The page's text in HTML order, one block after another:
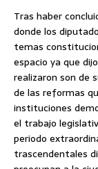
Tras haber
donde los
temas
espacio ya que
realizaron son de
de las reformas
instituciones
el trabajo
periodo
trascendentales